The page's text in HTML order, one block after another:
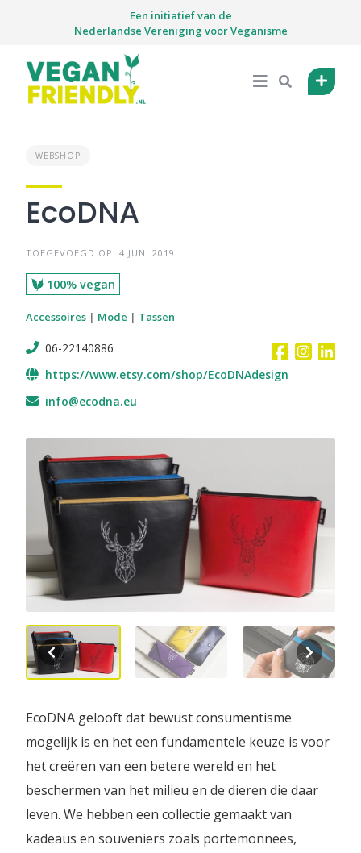
Een initiatief van de
Nederlandse Vereniging voor Veganisme
WEBSHOP
EcoDNA
TOEGEVOEGD OP: 4 JUNI 2019
100% vegan
Accessoires | Mode | Tassen
06-22140886
https://www.etsy.com/shop/EcoDNAdesign
info@ecodna.eu
EcoDNA gelooft dat bewust consumentisme
mogelijk is en het een fundamentele keuze is voor
het creëren van een betere wereld en het
beschermen van het milieu en de dieren die daar
leven. We hebben een collectie gemaakt van
kadeaus en souveniers zoals portemonnees,